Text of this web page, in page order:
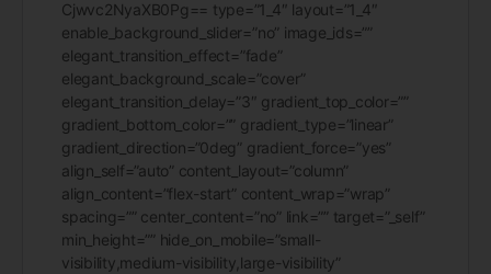
Cjwvc2NyaXB0Pg== type=”1_4″ layout=”1_4″
enable_background_slider=”no” image_ids=””
elegant_transition_effect=”fade”
elegant_background_scale=”cover”
elegant_transition_delay=”3″ gradient_top_color=””
gradient_bottom_color=”” gradient_type=”linear”
gradient_direction=”0deg” gradient_force=”yes”
align_self=”auto” content_layout=”column”
align_content=”flex-start” content_wrap=”wrap”
spacing=”” center_content=”no” link=”” target=”_self”
min_height=”” hide_on_mobile=”small-
visibility,medium-visibility,large-visibility”